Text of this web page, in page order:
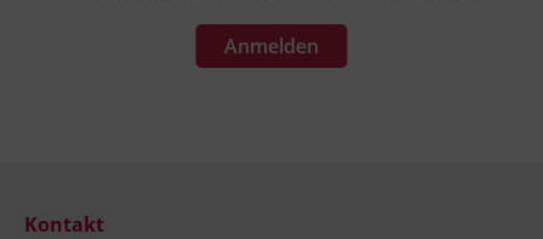
Anmelden
Kontakt